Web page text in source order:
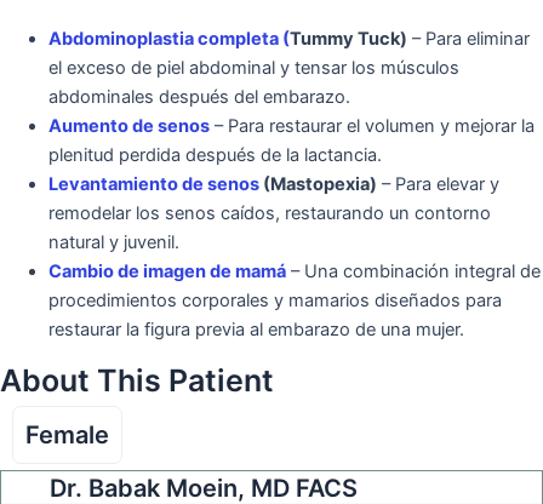
Abdominoplastia completa (Tummy Tuck) – Para eliminar
el exceso de piel abdominal y tensar los músculos
abdominales después del embarazo.
Aumento de senos – Para restaurar el volumen y mejorar la
plenitud perdida después de la lactancia.
Levantamiento de senos (Mastopexia) – Para elevar y
remodelar los senos caídos, restaurando un contorno
natural y juvenil.
Cambio de imagen de mamá – Una combinación integral de
procedimientos corporales y mamarios diseñados para
restaurar la figura previa al embarazo de una mujer.
About This Patient
Female
Dr. Babak Moein, MD FACS